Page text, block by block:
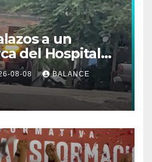
a un
del Hospital
08-08 BALANCE